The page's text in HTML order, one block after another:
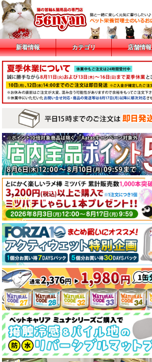
新着情報 カテゴリ 店舗情報